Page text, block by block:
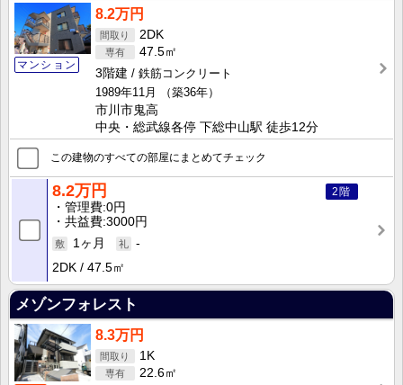
マンション
8.2万円
2DK
47.5㎡
3階建
鉄筋コンクリート
1989年11月
（築36年）
市川市鬼高
中央・総武線各停 下総中山駅 徒歩12分
この建物のすべての部屋にまとめてチェック
2階
8.2万円
管理費 0円
共益費 3000円
1ヶ月
-
2DK
47.5㎡
メゾンフォレスト
8.3万円
1K
22.6㎡